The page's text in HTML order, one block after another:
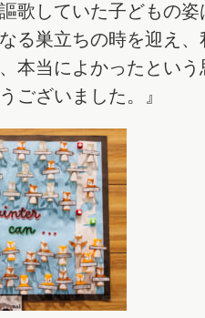
歌していた子どもの
る巣立ちの時を迎え
本当によかったとい
ございました。』